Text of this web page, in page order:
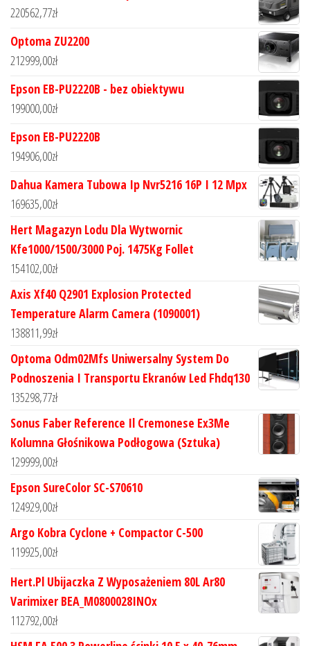
220562,77zł
Optoma ZU2200
212999,00zł
Epson EB-PU2220B - bez obiektywu
199000,00zł
Epson EB-PU2220B
194906,00zł
Dahua Kamera Tubowa Ip Nvr5216 16P I 12 Mpx
169635,00zł
Hert Magazyn Lodu Dla Wytwornic
Kfe1000/1500/3000 Poj. 1475Kg Follet
154102,00zł
Axis Xf40 Q2901 Explosion Protected
Temperature Alarm Camera (1090001)
138811,99zł
Optoma Odm02Mfs Uniwersalny System Do
Podnoszenia I Transportu Ekranów Led Fhdq130
135298,77zł
Sonus Faber Reference Il Cremonese Ex3Me
Kolumna Głośnikowa Podłogowa (Sztuka)
129999,00zł
Epson SureColor SC-S70610
124929,00zł
Argo Kobra Cyclone + Compactor C-500
119925,00zł
Hert.Pl Ubijaczka Z Wyposażeniem 80L Ar80
Varimixer BEA_M0800028INOx
112792,00zł